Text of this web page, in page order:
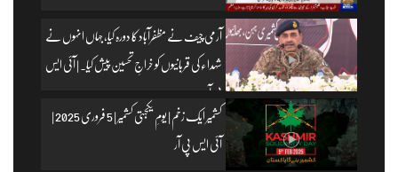
آرمی چیف نے مظفرآباد کا دورہ کیا، جہاں انہوں نے
شہداء کی قربانیوں کو خراجِ تحسین پیش کیا۔ | آئی ایس
پی آر
کشمیر ایک زخم | یومِ یکجہتی کشمیر | 5 فروری 2025 |
آئی ایس پی آر